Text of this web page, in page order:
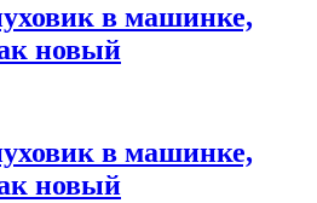
в машинке,
новый
в машинке,
новый